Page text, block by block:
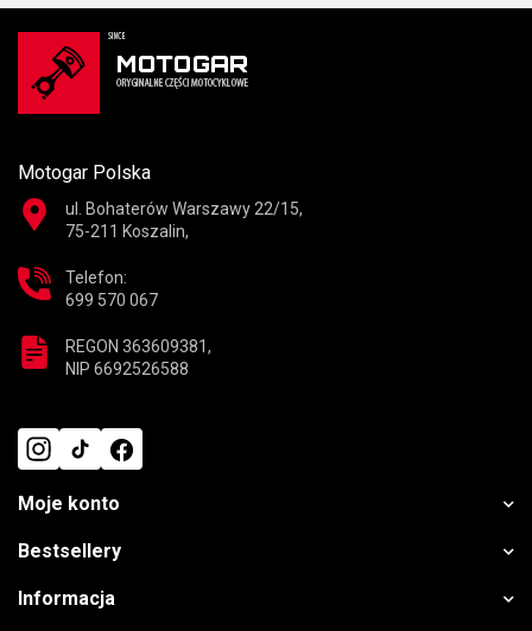
Motogar Polska
ul. Bohaterów Warszawy 22/15,
75-211 Koszalin,
Telefon:
699 570 067
REGON 363609381,
NIP 6692526588
Moje konto
Bestsellery
Informacja